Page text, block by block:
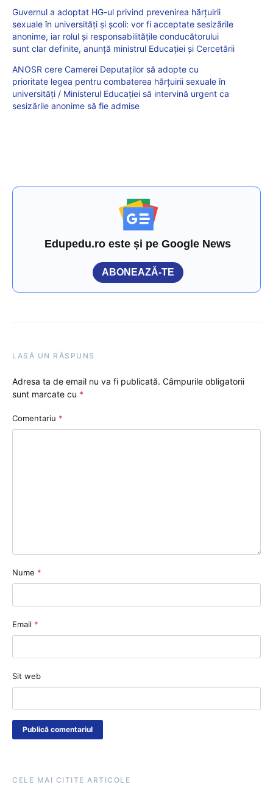
Guvernul a adoptat HG-ul privind prevenirea hărțuirii
sexuale în universități și școli: vor fi acceptate sesizările
anonime, iar rolul şi responsabilitățile conducătorului
sunt clar definite, anunță ministrul Educației și Cercetării
ANOSR cere Camerei Deputaţilor să adopte cu
prioritate legea pentru combaterea hărțuirii sexuale în
universități / Ministerul Educației să intervină urgent ca
sesizările anonime să fie admise
Edupedu.ro este și pe Google News
ABONEAZĂ-TE
LASĂ UN RĂSPUNS
Adresa ta de email nu va fi publicată. Câmpurile obligatorii
sunt marcate cu *
Comentariu *
Nume *
Email *
Sit web
CELE MAI CITITE ARTICOLE